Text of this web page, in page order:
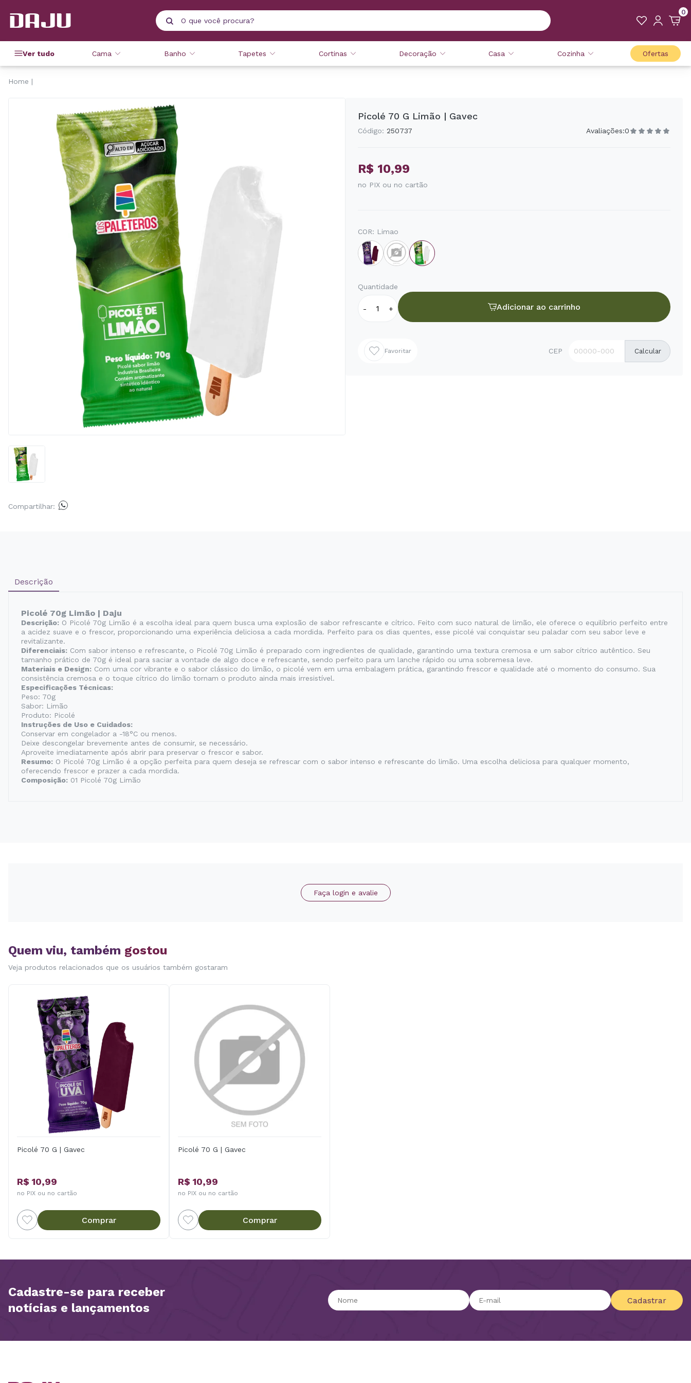
0
Ver tudo Cama Banho Tapetes Cortinas Decoração Casa Cozinha Ofertas
Home
Compartilhar:
Picolé 70 G Limão | Gavec
Código: 250737 Avaliações:0
R$ 10,99
no PIX ou no cartão
COR: Limao
Quantidade
- + Adicionar ao carrinho
Favoritar CEP Calcular
Descrição
Picolé 70g Limão | Daju
Descrição: O Picolé 70g Limão é a escolha ideal para quem busca uma explosão de sabor refrescante e cítrico. Feito com suco natural de limão, ele oferece o equilíbrio perfeito entre
a acidez suave e o frescor, proporcionando uma experiência deliciosa a cada mordida. Perfeito para os dias quentes, esse picolé vai conquistar seu paladar com seu sabor leve e
revitalizante.
Diferenciais: Com sabor intenso e refrescante, o Picolé 70g Limão é preparado com ingredientes de qualidade, garantindo uma textura cremosa e um sabor cítrico autêntico. Seu
tamanho prático de 70g é ideal para saciar a vontade de algo doce e refrescante, sendo perfeito para um lanche rápido ou uma sobremesa leve.
Materiais e Design: Com uma cor vibrante e o sabor clássico do limão, o picolé vem em uma embalagem prática, garantindo frescor e qualidade até o momento do consumo. Sua
consistência cremosa e o toque cítrico do limão tornam o produto ainda mais irresistível.
Especificações Técnicas:
Peso: 70g
Sabor: Limão
Produto: Picolé
Instruções de Uso e Cuidados:
Conservar em congelador a -18°C ou menos.
Deixe descongelar brevemente antes de consumir, se necessário.
Aproveite imediatamente após abrir para preservar o frescor e sabor.
Resumo: O Picolé 70g Limão é a opção perfeita para quem deseja se refrescar com o sabor intenso e refrescante do limão. Uma escolha deliciosa para qualquer momento,
oferecendo frescor e prazer a cada mordida.
Composição: 01 Picolé 70g Limão
Faça login e avalie
Quem viu, também gostou
Veja produtos relacionados que os usuários também gostaram
Picolé 70 G | Gavec
R$ 10,99
no PIX ou no cartão
Comprar
Picolé 70 G | Gavec
R$ 10,99
no PIX ou no cartão
Comprar
Cadastre-se para receber
notícias e lançamentos
Cadastrar